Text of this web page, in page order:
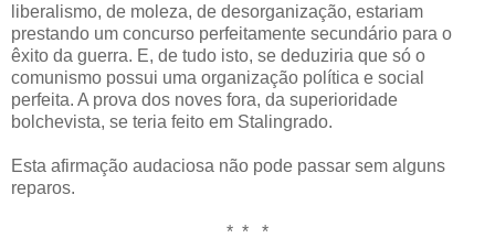
liberalismo, de moleza, de desorganização, estariam
prestando um concurso perfeitamente secundário para o
êxito da guerra. E, de tudo isto, se deduziria que só o
comunismo possui uma organização política e social
perfeita. A prova dos noves fora, da superioridade
bolchevista, se teria feito em Stalingrado.
Esta afirmação audaciosa não pode passar sem alguns
reparos.
* * *